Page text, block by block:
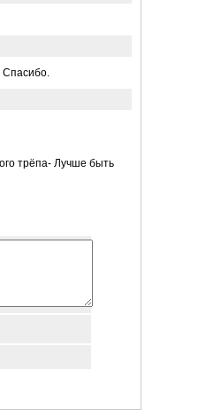
Спасибо.
трёпа- Лучше быть